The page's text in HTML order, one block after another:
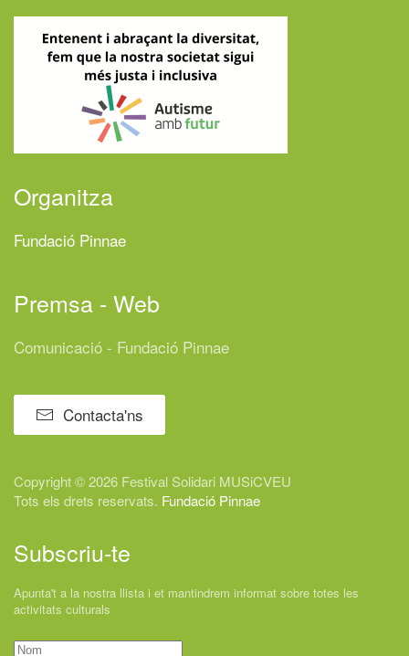
Organitza
Fundació Pinnae
Premsa - Web
Comunicació - Fundació Pinnae
Contacta'ns
Copyright © 2026 Festival Solidari MUSiCVEU
Tots els drets reservats. Fundació Pinnae
Subscriu-te
Apunta't a la nostra llista i et mantindrem informat sobre totes les
activitats culturals